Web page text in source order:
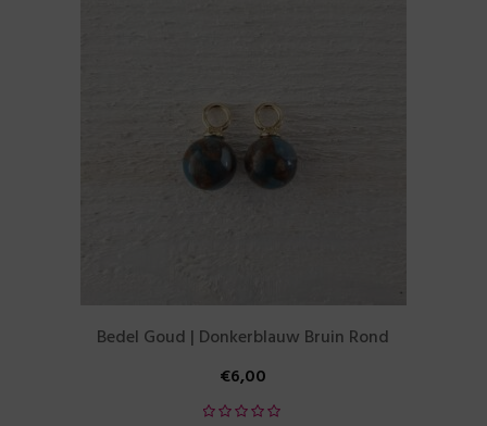
Bedel Goud | Donkerblauw Bruin Rond
€6,00